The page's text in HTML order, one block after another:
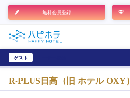
無料会員登録
ゲスト
R-PLUS日高（旧 ホテル OXY）